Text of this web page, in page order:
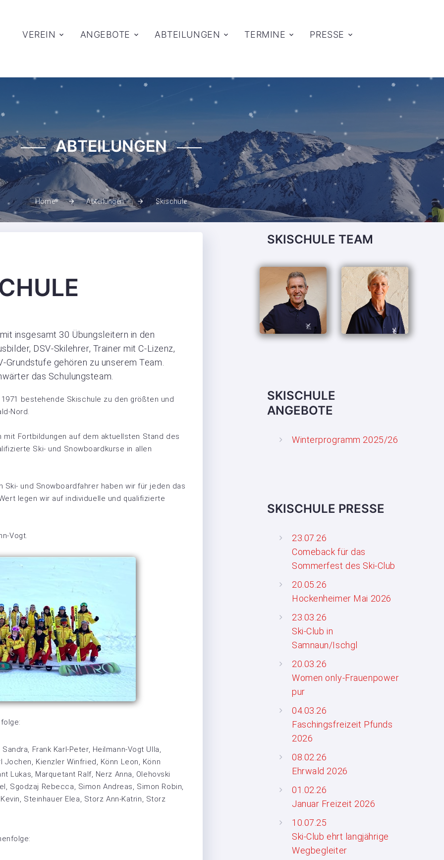
VEREIN ANGEBOTE ABTEILUNGEN TERMINE PRESSE
ABTEILUNGEN
Home Abteilungen Skischule
insgesamt 30 Übungsleitern in den
DSV-Skilehrer, Trainer mit C-Lizenz,
gehören zu unserem Team.
das Schulungsteam.
bestehende Skischule zu den größten und
Nord.
Fortbildungen auf dem aktuellsten Stand des
Ski- und Snowboardkurse in allen
und Snowboardfahrer haben wir für jeden das
legen wir auf individuelle und qualifizierte
Vogt.
Frank Karl-Peter, Heilmann-Vogt Ulla,
Kienzler Winfried, Könn Leon, Könn
Lukas, Marquetant Ralf, Nerz Anna, Olehovski
Sgodzaj Rebecca, Simon Andreas, Simon Robin,
Steinhauer Elea, Storz Ann-Katrin, Storz
SKISCHULE TEAM
SKISCHULE
ANGEBOTE
Winterprogramm 2025/26
SKISCHULE PRESSE
23.07.26
Comeback für das
Sommerfest des Ski-Club
20.05.26
Hockenheimer Mai 2026
23.03.26
Ski-Club in
Samnaun/Ischgl
20.03.26
Women only-Frauenpower
pur
04.03.26
Faschingsfreizeit Pfunds
2026
08.02.26
Ehrwald 2026
01.02.26
Januar Freizeit 2026
10.07.25
Ski-Club ehrt langjährige
Wegbegleiter